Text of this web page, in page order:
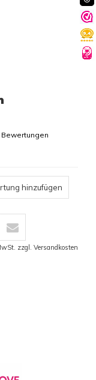
Bewertungen
hinzufügen
zzgl. Versandkosten